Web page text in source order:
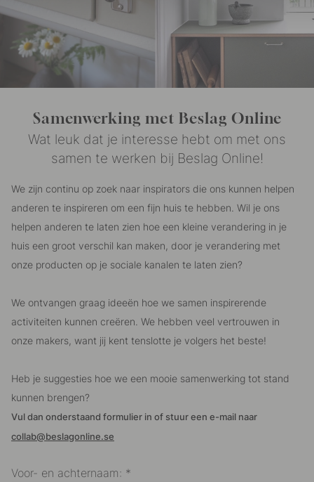
Samenwerking met Beslag Online
Wat leuk dat je interesse hebt om met ons
samen te werken bij Beslag Online!
We zijn continu op zoek naar inspirators die ons kunnen helpen
anderen te inspireren om een ​​fijn huis te hebben. Wil je ons
helpen anderen te laten zien hoe een kleine verandering in je
huis een groot verschil kan maken, door je verandering met
onze producten op je sociale kanalen te laten zien?
We ontvangen graag ideeën hoe we samen inspirerende
activiteiten kunnen creëren. We hebben veel vertrouwen in
onze makers, want jij kent tenslotte je volgers het beste!
Heb je suggesties hoe we een mooie samenwerking tot stand
kunnen brengen?
Vul dan onderstaand formulier in of stuur een e-mail naar
collab@beslagonline.se
Voor- en achternaam: *